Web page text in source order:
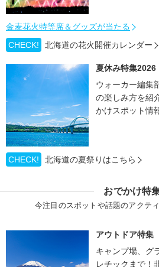
金麦花火特等席＆グッズが当たる
CHECK!
北海道の花火開催カレンダー
夏休み特集2026
ウォーカー編集
の楽しみ方を紹
かけスポット情
CHECK! 北海道の夏祭りはこちら
おでかけ特
今注目のスポットや話題のアクテ
アウトドア特集
キャンプ場、グ
レチックまで！